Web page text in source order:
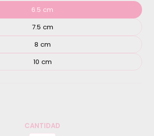
6.5 cm
7.5 cm
8 cm
10 cm
CANTIDAD